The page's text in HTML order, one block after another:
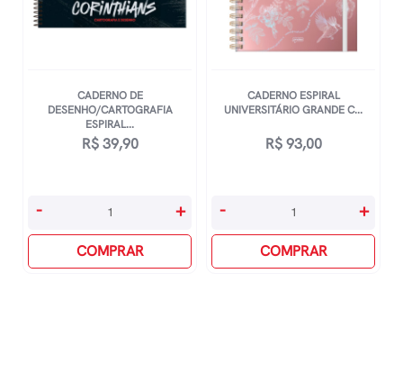
Hello
Kitty
Sortida
quantidade
Limão
Siciliano
quantidade
CADERNO DE
DESENHO/CARTOGRAFIA
ESPIRAL...
R$39,90
Caderno
Desenho/Cartografia
Espiral
- +
COMPRAR
CADERNO ESPIRAL
UNIVERSITÁRIO GRANDE C...
R$93,00
Caderno
Universitário
Grande
- +
COMPRAR